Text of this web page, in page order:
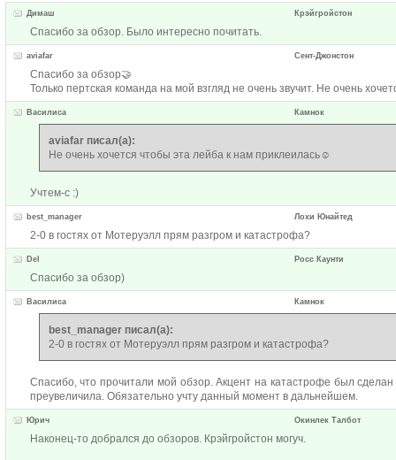
Димаш Крэйгройстон
Спасибо за обзор. Было интересно почитать.
aviafar Сент-Джонстон
Спасибо за обзор🤝
Только пертская команда на мой взгляд не очень звучит. Не очень
Василиса Камнок
aviafar писал(а):
Не очень хочется чтобы эта лейба к нам приклеилась☺️
Учтем-с :)
best_manager Лохи Юнайтед
2-0 в гостях от Мотеруэлл прям разгром и катастрофа?
Del Росс Каунти
Спасибо за обзор)
Василиса Камнок
best_manager писал(а):
2-0 в гостях от Мотеруэлл прям разгром и катастрофа?
Спасибо, что прочитали мой обзор. Акцент на катастрофе был
преувеличила. Обязательно учту данный момент в дальнейшем.
Юрич Окинлек Талбот
Наконец-то добрался до обзоров. Крэйгройстон могуч.